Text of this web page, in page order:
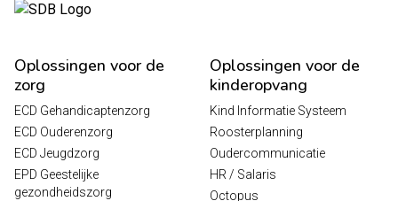
Oplossingen voor de
zorg
ECD Gehandicaptenzorg
ECD Ouderenzorg
ECD Jeugdzorg
EPD Geestelijke
gezondheidszorg
Oplossingen voor de
kinderopvang
Kind Informatie Systeem
Roosterplanning
Oudercommunicatie
HR / Salaris
Octopus